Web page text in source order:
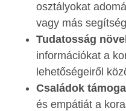
osztályokat
vagy más
Tudatosság
információkat a
lehetőségeiről
Családok
és empátiát a